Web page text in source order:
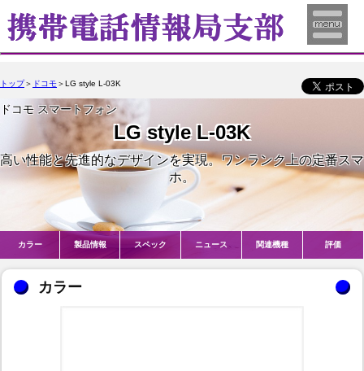
トップ＞ ドコモ＞LG style L-03K
ドコモ スマートフォン
LG style L-03K
高い性能と先進的なデザインを実現。ワンランク上の定番スマ
ホ。
カラー 製品情報 スペック ニュース 関連機種 評価
カラー